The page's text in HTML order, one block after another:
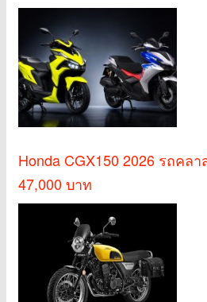
Honda CGX150 2026 รถคล
47,000 บาท